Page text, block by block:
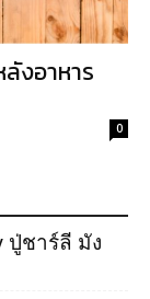
งอาหาร
0
ชาร์ลี มัง